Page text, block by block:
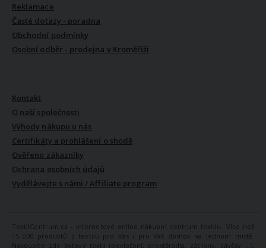
Reklamace
Časté dotazy - poradna
Obchodní podmínky
Osobní odběr - prodejna v Kroměříži
Kontakt
O naší společnosti
Výhody nákupu u nás
Certifikáty a prohlášení o shodě
Ověřeno zákazníky
Ochrana osobních údajů
Vydělávejte s námi / Affiliate program
TextilCentrum.cz - internetové online nákupní centrum textilu. Více než
15 000 produktů z textilu pro Vás i pro Váš domov na jednom místě.
Nakoupíte zde bytový textil (povlečení, prostěradla, záclony, závěsy ...),